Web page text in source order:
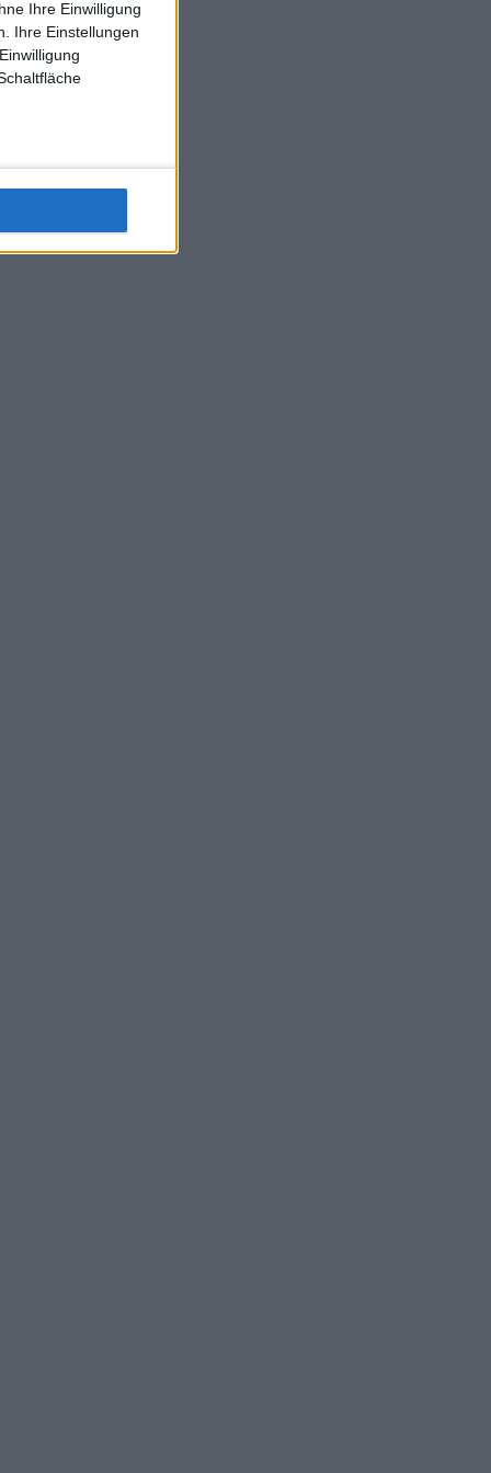
Ihre Einwilligung
Ihre Einstellungen
L-Struff wahrscheinlich morge 3 Spiele absolvieren (2.
1x Doppel) dank der hervorragenden Unterstützung
für F-A-A